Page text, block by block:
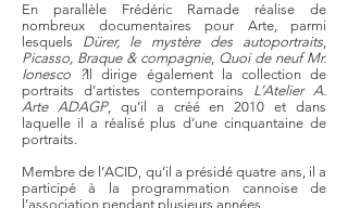
En parallèle Frédéric Ramade réalise de
nombreux documentaires pour Arte, parmi
lesquels Dürer, le mystère des autoportraits,
Picasso, Braque & compagnie, Quoi de neuf Mr.
Ionesco ?Il dirige également la collection de
portraits d’artistes contemporains L’Atelier A.
Arte ADAGP, qu’il a créé en 2010 et dans
laquelle il a réalisé plus d’une cinquantaine de
portraits.
Membre de l’ACID, qu’il a présidé quatre ans, il a
participé à la programmation cannoise de
l’association pendant plusieurs années.